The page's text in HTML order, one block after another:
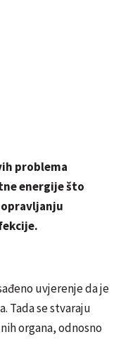
problema
energije što
uvjerenje da je
Tada se stvaraju
organa, odnosno